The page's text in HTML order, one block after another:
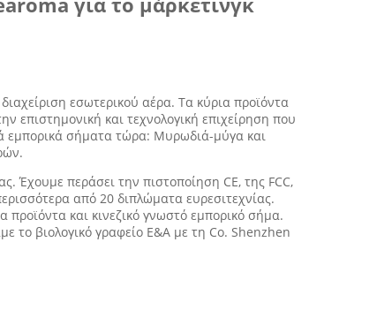
εσωτερικού αέρα. Τα κύρια προϊόντα
επιστημονική και τεχνολογική επιχείρηση που
εμπορικά σήματα τώρα: Μυρωδιά-μύγα και
Έχουμε περάσει την πιστοποίηση CE, της FCC,
από 20 διπλώματα ευρεσιτεχνίας.
και κινεζικό γνωστό εμπορικό σήμα.
το βιολογικό γραφείο Ε&Α με τη Co. Shenzhen